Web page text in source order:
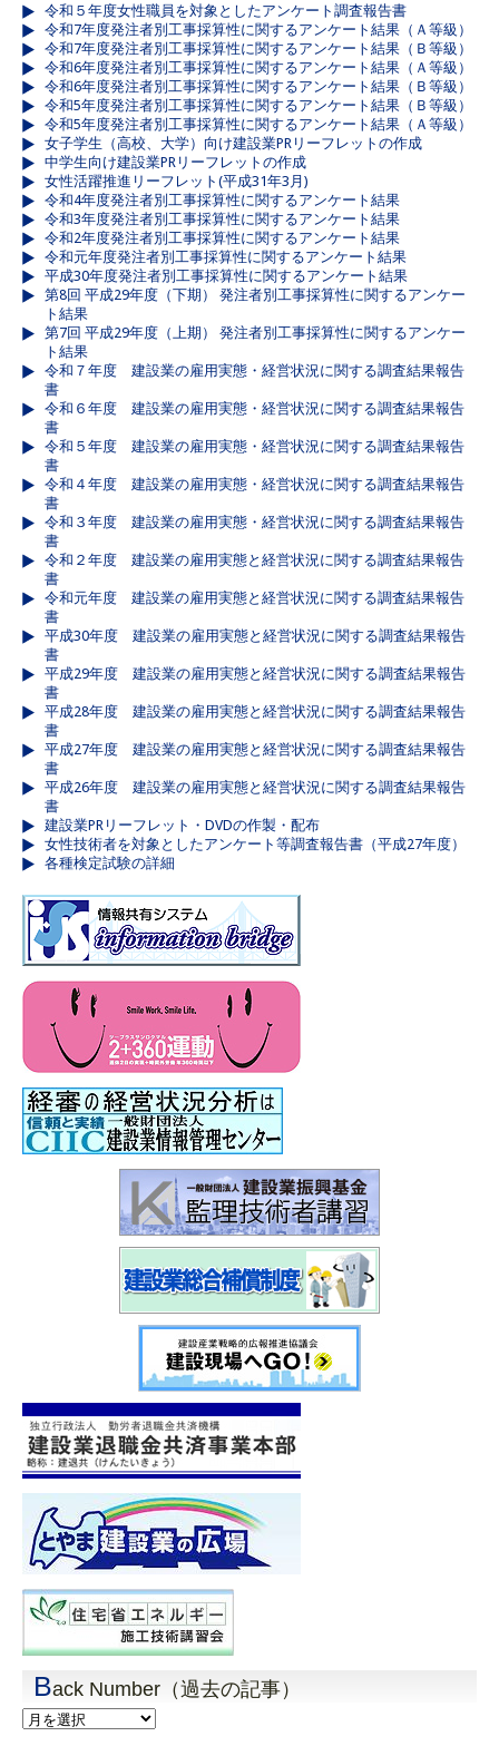
令和５年度女性職員を対象としたアンケート調査報告書
令和7年度発注者別工事採算性に関するアンケート結果（Ａ等級）
令和7年度発注者別工事採算性に関するアンケート結果（Ｂ等級）
令和6年度発注者別工事採算性に関するアンケート結果（Ａ等級）
令和6年度発注者別工事採算性に関するアンケート結果（Ｂ等級）
令和5年度発注者別工事採算性に関するアンケート結果（Ｂ等級）
令和5年度発注者別工事採算性に関するアンケート結果（Ａ等級）
女子学生（高校、大学）向け建設業PRリーフレットの作成
中学生向け建設業PRリーフレットの作成
女性活躍推進リーフレット(平成31年3月)
令和4年度発注者別工事採算性に関するアンケート結果
令和3年度発注者別工事採算性に関するアンケート結果
令和2年度発注者別工事採算性に関するアンケート結果
令和元年度発注者別工事採算性に関するアンケート結果
平成30年度発注者別工事採算性に関するアンケート結果
第8回 平成29年度（下期） 発注者別工事採算性に関するアンケー
ト結果
第7回 平成29年度（上期） 発注者別工事採算性に関するアンケー
ト結果
令和７年度 建設業の雇用実態・経営状況に関する調査結果報告
書
令和６年度 建設業の雇用実態・経営状況に関する調査結果報告
書
令和５年度 建設業の雇用実態・経営状況に関する調査結果報告
書
令和４年度 建設業の雇用実態・経営状況に関する調査結果報告
書
令和３年度 建設業の雇用実態・経営状況に関する調査結果報告
書
令和２年度 建設業の雇用実態と経営状況に関する調査結果報告
書
令和元年度 建設業の雇用実態と経営状況に関する調査結果報告
書
平成30年度 建設業の雇用実態と経営状況に関する調査結果報告
書
平成29年度 建設業の雇用実態と経営状況に関する調査結果報告
書
平成28年度 建設業の雇用実態と経営状況に関する調査結果報告
書
平成27年度 建設業の雇用実態と経営状況に関する調査結果報告
書
平成26年度 建設業の雇用実態と経営状況に関する調査結果報告
書
建設業PRリーフレット・DVDの作製・配布
女性技術者を対象としたアンケート等調査報告書（平成27年度）
各種検定試験の詳細
Back Number（過去の記事）
Back
Number（過